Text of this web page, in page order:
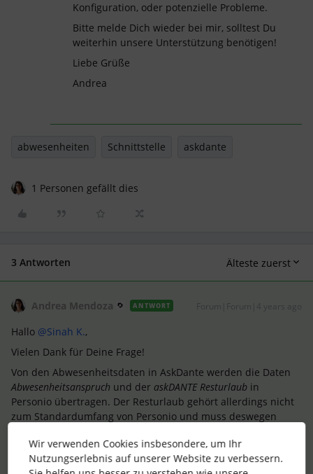
Konfiguration, oder potenzielle Probleme.
Bitte melde Dich wieder bei mir, solltest Du
weiterhin unsere Unterstützung benötigen!
Liebe Grüße
Andrea
abwesenheiten Schnittstelle askdante
1 Personen gefällt dies
3 Antworten Älteste zuerst
Andrea Mendoza ANTWORT
Hallo @Sinah K.,
Vielen Dank für Deine Frage!
Von den Abwesenheitsdaten in AskDante werden die Daten
Abwesenheitsanspruch und der askDANTE Resturlaub in
Personio übertragen. Der Resturlaub gehört allerdings nicht
zum Standardumfang von Personio und muss deswegen
Ihr dasAttributnoch nicht in Personio hinterlegt habt?
Für mehr Einzelheiten über die Integration mit AskDante,
Wir verwenden Cookies insbesondere, um Ihr
Nutzungserlebnis auf unserer Website zu verbessern.